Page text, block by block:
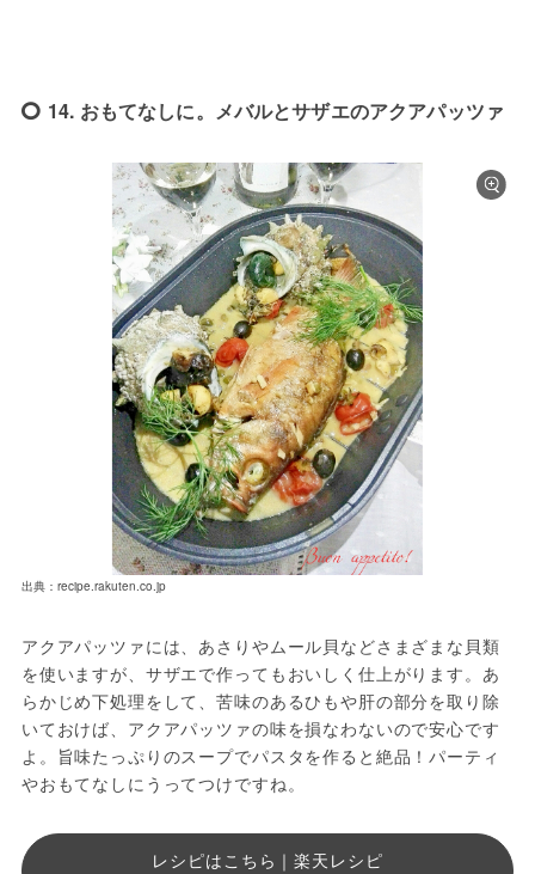
14. おもてなしに。メバルとサザエのアクアパッツァ
出典：recipe.rakuten.co.jp
アクアパッツァには、あさりやムール貝などさまざまな貝類
を使いますが、サザエで作ってもおいしく仕上がります。あ
らかじめ下処理をして、苦味のあるひもや肝の部分を取り除
いておけば、アクアパッツァの味を損なわないので安心です
よ。旨味たっぷりのスープでパスタを作ると絶品！パーティ
やおもてなしにうってつけですね。
レシピはこちら｜楽天レシピ